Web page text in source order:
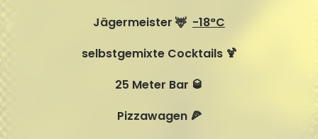
Jägermeister 🦌 -18°C
selbstgemixte Cocktails 🍹
25 Meter Bar 🥃
Pizzawagen 🍕